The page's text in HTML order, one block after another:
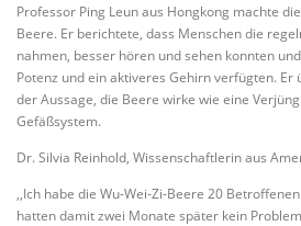
Professor Ping Leun aus Hongkong machte
Beere. Er berichtete, dass Menschen die
nahmen, besser hören und sehen konnten
Potenz und ein aktiveres Gehirn verfügten.
der Aussage, die Beere wirke wie eine
Gefäßsystem.
Dr. Silvia Reinhold, Wissenschaftlerin aus
,,Ich habe die Wu-Wei-Zi-Beere 20
hatten damit zwei Monate später kein